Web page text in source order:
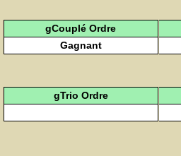
gCouplé Ordre
Gagnant
gTrio Ordre